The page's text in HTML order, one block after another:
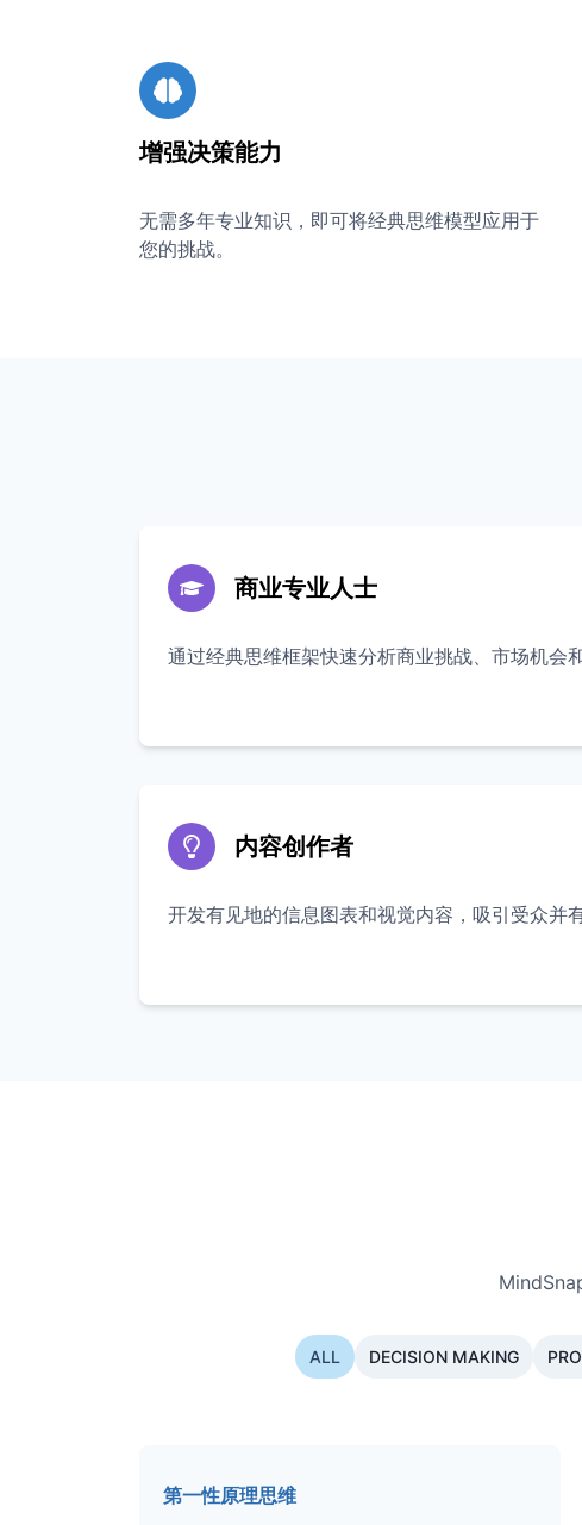
增强决策能力
无需多年专业知识，即可将经典思维模型应用于
您的挑战。
商业专业人士
通过经典思维框架快速分析商业挑战、市场机会
内容创作者
开发有见地的信息图表和视觉内容，吸引受众并
ALL DECISION MAKING
第一性原理思维